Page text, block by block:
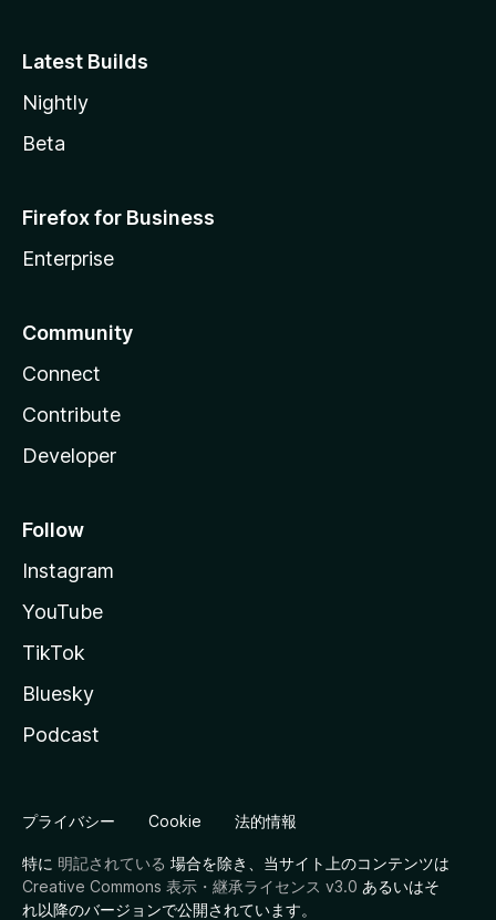
Latest Builds
Nightly
Beta
Firefox for Business
Enterprise
Community
Connect
Contribute
Developer
Follow
Instagram
YouTube
TikTok
Bluesky
Podcast
プライバシー Cookie 法的情報
特に 明記されている 場合を除き、当サイト上のコンテンツは
Creative Commons 表示・継承ライセンス v3.0 あるいはそ
れ以降のバージョンで公開されています。